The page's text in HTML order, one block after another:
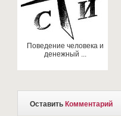
Поведение человека и
денежный ...
ОставитьКомментарий